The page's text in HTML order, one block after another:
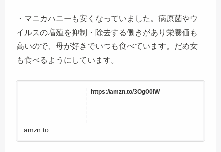
・マニカハニーも安くなっていました。病原菌やウ
イルスの増殖を抑制・除去する働きがあり栄養価も
高いので、母が好きでいつも食べています。だめ女
も食べるようにしています。
https://amzn.to/3OgO0IW
amzn.to